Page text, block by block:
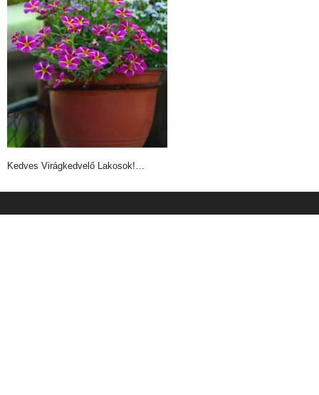
Kedves Virágkedvelő Lakosok!…